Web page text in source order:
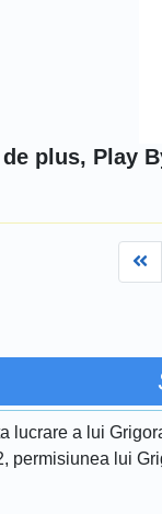
plus, Play
lucrare a lui
permisiunea lui